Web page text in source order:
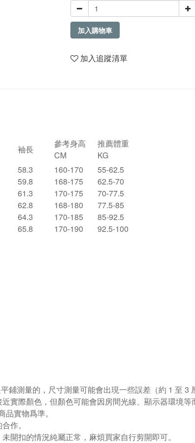
加入購物車
加入追蹤清單
袖長
參考身高
CM
推薦體重
KG
58.3 160-170
55-62.5
59.8 168-175
62.5-70
61.3 170-175
70-77.5
62.8 168-180
77.5-85
64.3 170-185
85-92.5
65.8 170-190 92.5-100
鋪測量的，尺寸測量可能會出現一些誤差（約 1 至 3
實際顏色，但顏色可能會因房間光線、顯示器環境等
實物爲準。
作。
開扣的情況純屬正常，麻煩買家自行剪開即可。